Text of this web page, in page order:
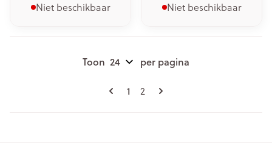
Niet beschikbaar Niet beschikbaar
Pagina's
U lees momenteel pagina
1 Pagina
2
Toon per pagina